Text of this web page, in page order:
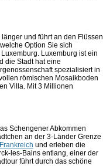
und führt an den Flüssen
Option Sie sich
Luxemburg ist ein
die Stadt hat eine
spezialisiert in
römischen Mosaikboden
Villa. Mit 3 Millionen
Schengener Abkommen
an der 3-Länder Grenze
Frankreich und erleben die
les-Bains entlang, einer der
führt durch das schöne